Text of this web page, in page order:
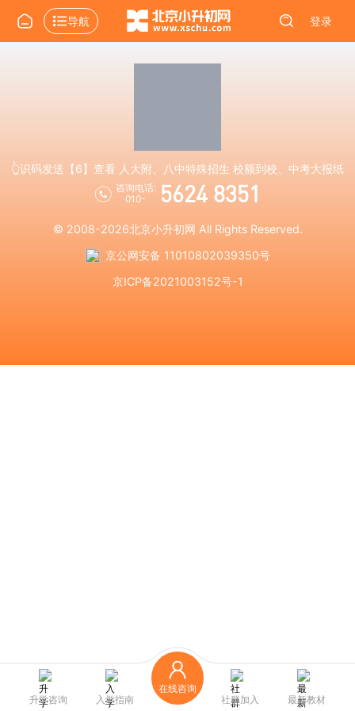
导航 登录
👆识码发送【6】查看 人大附、八中特殊招生 校额到校、中考大报纸
咨询电话:
010-
5624 8351
© 2008-2026北京小升初网 All Rights Reserved.
京公网安备 11010802039350号
京ICP备2021003152号-1
升学咨询 入学指南
在线咨询
社群加入
最新教材